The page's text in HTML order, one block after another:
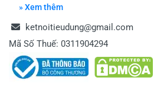
» Xem thêm
ketnoitieudung@gmail.com
Mã Số Thuế: 0311904294